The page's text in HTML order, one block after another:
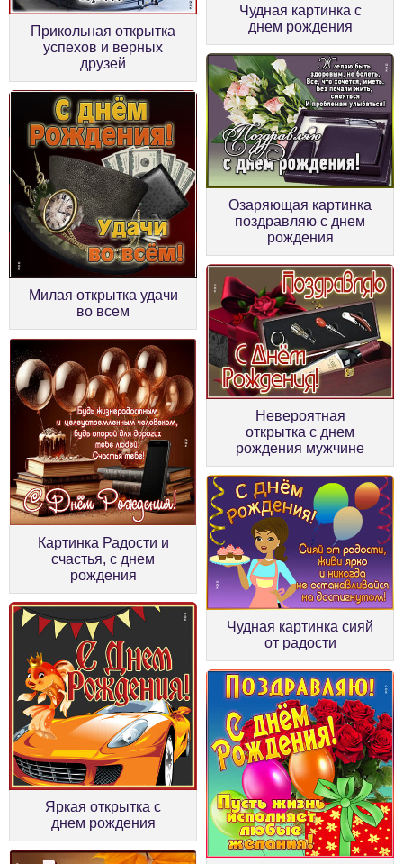
Прикольная открытка
успехов и верных
друзей
Чудная картинка с
днем рождения
Милая открытка удачи
во всем
Озаряющая картинка
поздравляю с днем
рождения
Картинка Радости и
счастья, с днем
рождения
Невероятная
открытка с днем
рождения мужчине
Яркая открытка с
днем рождения
Чудная картинка сияй
от радости